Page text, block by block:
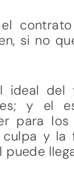
contrato
si no
ideal del
y el
para
y la